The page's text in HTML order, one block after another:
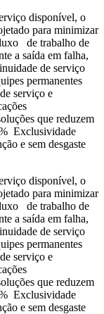
disponível, o
para minimizar
de trabalho de
a saída em falha,
de serviço
permanentes
serviço e
que reduzem
Exclusividade
e sem desgaste
disponível, o
para minimizar
de trabalho de
a saída em falha,
de serviço
permanentes
serviço e
que reduzem
Exclusividade
e sem desgaste